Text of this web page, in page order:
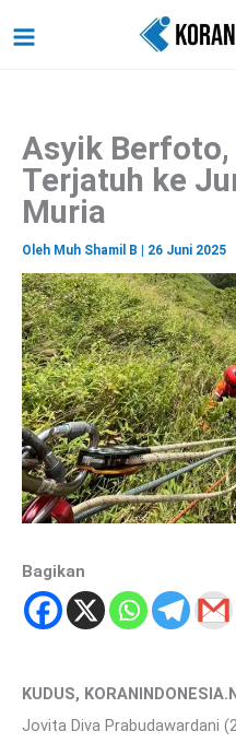
ke
Asyik
Terjatuh ke
Muria
Oleh Muh Shamil B 26 Juni 2025
Bagikan
KUDUS,
Jovita Diva Prabudawardani
a